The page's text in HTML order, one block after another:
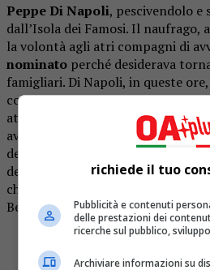
Peppe Di Napoli, pescivendolo
dall’Isola dei Famosi. Il naufrago,
la volontà agli atri compagni di
nominato perché desiderava
famigliari. Di Napoli, in queste
coinvolto in una presunta lite con
attore siciliano, il quale, con alcuni
aveva denunciato scorrettezze nei
della produzione, chiedendo che la
della litigata con il pescivendolo
che, secondo il comunicato
Benigno dal reality.
Voi da che parte state???
richiede il tuo
Pubblicità e contenuti
delle prestazioni dei
ricerche sul pubblico,
Archiviare informazioni su